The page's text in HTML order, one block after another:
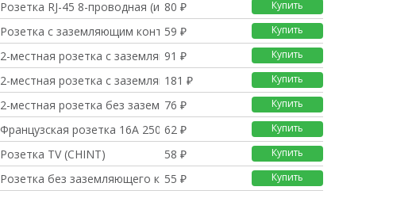
Розетка RJ-45 8-проводная (инт80 ₽ Купить
Розетка с заземляющим контакто
59 ₽ Купить
2-местная розетка с заземляющи
91 ₽ Купить
2-местная розетка с заземляющи
181 ₽ Купить
2-местная розетка без заземляю
76 ₽ Купить
Французская розетка 16А 250В (62 ₽ Купить
Розетка ТV (CHINT) 58 ₽ Купить
Розетка без заземляющего конта
55 ₽ Купить